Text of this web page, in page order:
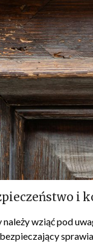
i
wziąć pod